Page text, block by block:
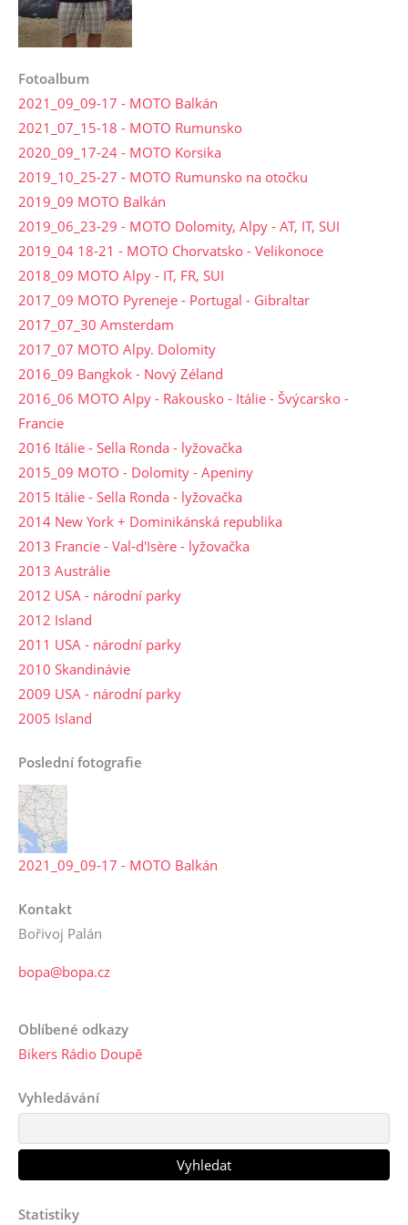
Fotoalbum
2021_09_09-17 - MOTO Balkán
2021_07_15-18 - MOTO Rumunsko
2020_09_17-24 - MOTO Korsika
2019_10_25-27 - MOTO Rumunsko na otočku
2019_09 MOTO Balkán
2019_06_23-29 - MOTO Dolomity, Alpy - AT, IT, SUI
2019_04 18-21 - MOTO Chorvatsko - Velikonoce
2018_09 MOTO Alpy - IT, FR, SUI
2017_09 MOTO Pyreneje - Portugal - Gibraltar
2017_07_30 Amsterdam
2017_07 MOTO Alpy. Dolomity
2016_09 Bangkok - Nový Zéland
2016_06 MOTO Alpy - Rakousko - Itálie - Švýcarsko -
Francie
2016 Itálie - Sella Ronda - lyžovačka
2015_09 MOTO - Dolomity - Apeniny
2015 Itálie - Sella Ronda - lyžovačka
2014 New York + Dominikánská republika
2013 Francie - Val-d'Isère - lyžovačka
2013 Austrálie
2012 USA - národní parky
2012 Island
2011 USA - národní parky
2010 Skandinávie
2009 USA - národní parky
2005 Island
Poslední fotografie
2021_09_09-17 - MOTO Balkán
Kontakt
Bořivoj Palán
bopa@bopa.cz
Oblíbené odkazy
Bikers Rádio Doupě
Vyhledávání
Statistiky